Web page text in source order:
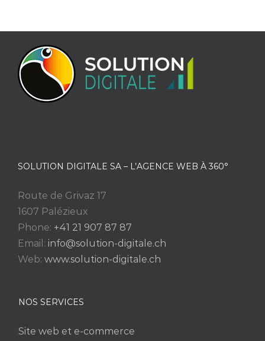
SOLUTION DIGITALE SA – L’AGENCE WEB À 360°
Route de Grivaz 17
1607 Palézieux
Phone: +41 21 907 87 87
Email: info@solution-digitale.ch
Web: www.solution-digitale.ch
NOS SERVICES
Site web et e-commerce